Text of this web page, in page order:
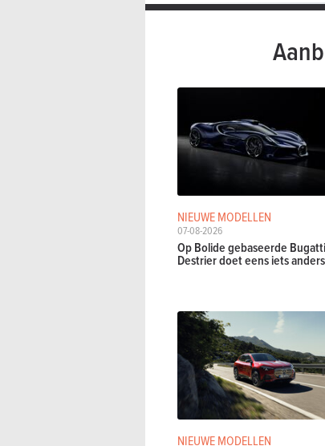
NIEUWE MODELLEN
07-08-2026
Op Bolide gebaseerde Bugatti
Destrier doet eens iets anders
NIEUWE MODELLEN